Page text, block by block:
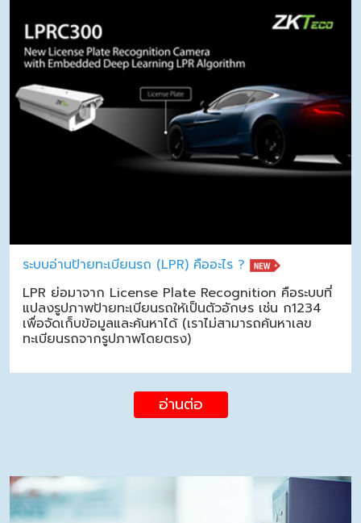
ระบบอ่านป้ายทะเบียนรถ (LPR) คืออะไร ?
LPR ย่อมาจาก License Plate Recognition คือระบบที่
แปลงรูปภาพป้ายทะเบียนรถให้เป็นตัวอักษร เช่น ก1234
เพื่อจัดเก็บข้อมูลและค้นหาได้ (เราไม่สามารถค้นหาเลข
ทะเบียนรถจากรูปภาพโดยตรง)
อ่านต่อ